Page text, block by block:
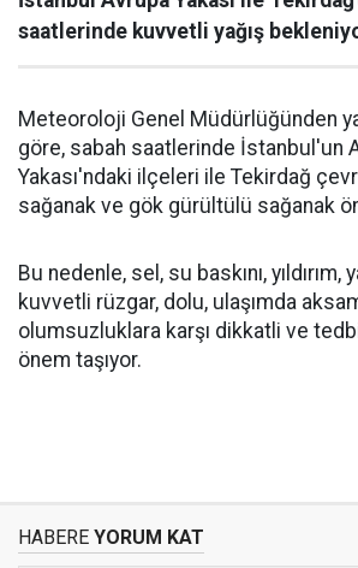
saatlerinde kuvvetli yağış
Meteoroloji Genel Müdürlüğünden
göre, sabah saatlerinde İstanbul'un
Yakası'ndaki ilçeleri ile Tekirdağ
sağanak ve gök gürültülü sağanak
Bu nedenle, sel, su baskını, yıldırım,
kuvvetli rüzgar, dolu, ulaşımda
olumsuzluklara karşı dikkatli ve
önem taşıyor.
HABERE YORUM KAT